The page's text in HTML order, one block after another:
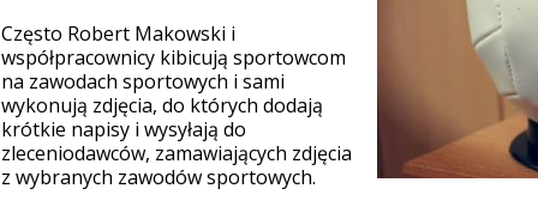
Często Robert Makowski i
współpracownicy kibicują sportowcom
na zawodach sportowych i sami
wykonują zdjęcia, do których dodają
krótkie napisy i wysyłają do
zleceniodawców, zamawiających zdjęcia
z wybranych zawodów sportowych.